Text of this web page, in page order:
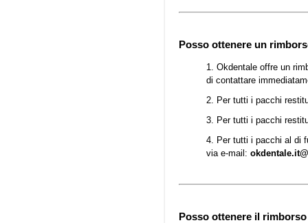
Posso ottenere un
1. Okdentale offre un
di contattare
2. Per tutti i pacchi
3. Per tutti i pacchi
4. Per tutti i pacchi al di
via e-mail:
Posso ottenere il